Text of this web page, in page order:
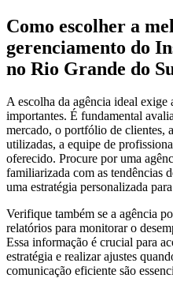
Como escolher a
gerenciamento do
no Rio Grande do
A escolha da agência ideal exige
importantes. É fundamental
mercado, o portfólio de clientes,
utilizadas, a equipe de
oferecido. Procure por uma
familiarizada com as tendências
uma estratégia personalizada
Verifique também se a agência
relatórios para monitorar o
Essa informação é crucial para
estratégia e realizar ajustes
comunicação eficiente são